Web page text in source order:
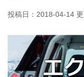
投稿日：2018-04-14 更